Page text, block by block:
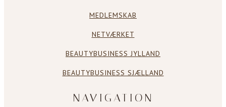
MEDLEMSKAB
NETVÆRKET
BEAUTYBUSINESS JYLLAND
BEAUTYBUSINESS SJÆLLAND
NAVIGATION